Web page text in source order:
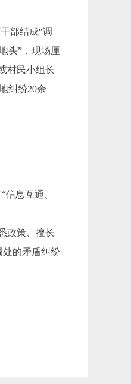
部结成“调
头”，现场厘
村民小组长
纠纷20余
息互通、
政策、擅长
处的矛盾纠纷